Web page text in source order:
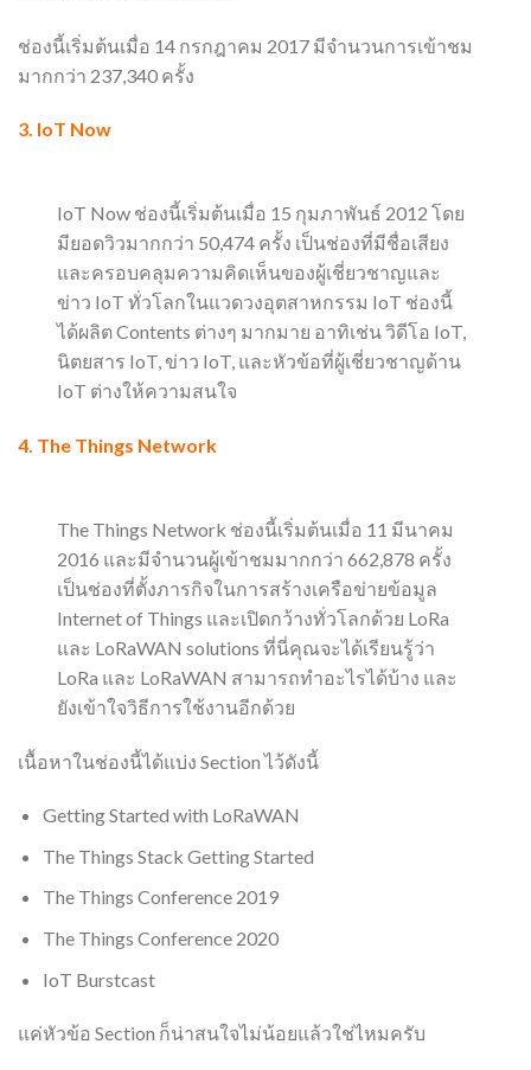
ช่องนี้เริ่มต้นเมื่อ 14 กรกฎาคม 2017 มีจำนวนการเข้าชม
มากกว่า 237,340 ครั้ง
3. IoT Now
IoT Now ช่องนี้เริ่มต้นเมื่อ 15 กุมภาพันธ์ 2012 โดย
มียอดวิวมากกว่า 50,474 ครั้ง เป็นช่องที่มีชื่อเสียง
และครอบคลุมความคิดเห็นของผู้เชี่ยวชาญและ
ข่าว IoT ทั่วโลกในแวดวงอุตสาหกรรม IoT ช่องนี้
ได้ผลิต Contents ต่างๆ มากมาย อาทิเช่น วิดีโอ IoT,
นิตยสาร IoT, ข่าว IoT, และหัวข้อที่ผู้เชี่ยวชาญด้าน
IoT ต่างให้ความสนใจ
4. The Things Network
The Things Network ช่องนี้เริ่มต้นเมื่อ 11 มีนาคม
2016 และมีจำนวนผู้เข้าชมมากกว่า 662,878 ครั้ง
เป็นช่องที่ตั้งภารกิจในการสร้างเครือข่ายข้อมูล
Internet of Things และเปิดกว้างทั่วโลกด้วย LoRa
และ LoRaWAN solutions ที่นี่คุณจะได้เรียนรู้ว่า
LoRa และ LoRaWAN สามารถทำอะไรได้บ้าง และ
ยังเข้าใจวิธีการใช้งานอีกด้วย
เนื้อหาในช่องนี้ได้แบ่ง Section ไว้ดังนี้
Getting Started with LoRaWAN
The Things Stack Getting Started
The Things Conference 2019
The Things Conference 2020
IoT Burstcast
แค่หัวข้อ Section ก็น่าสนใจไม่น้อยแล้วใช่ไหมครับ